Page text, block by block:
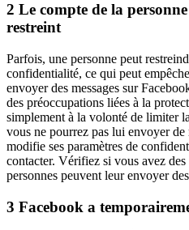
2 Le compte de la
restreint
Parfois, une personne peut
confidentialité, ce qui peut
envoyer des messages sur
des préoccupations liées à la
simplement à la volonté de limiter
vous ne pourrez pas lui envoyer de
modifie ses paramètres de
contacter. Vérifiez si vous avez
personnes peuvent leur envoyer
3 Facebook a